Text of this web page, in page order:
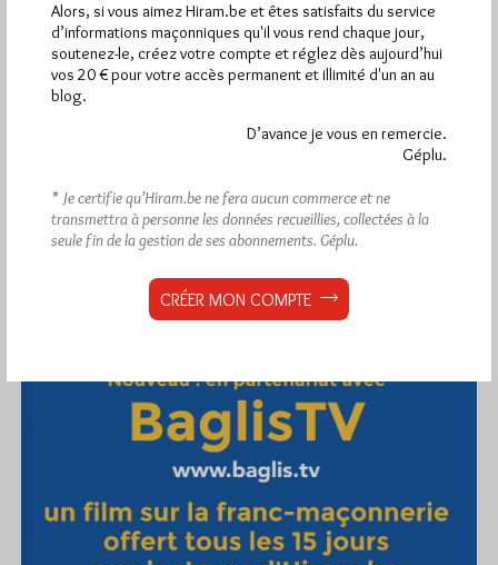
Abonnement aux Newsletters - RSS
Alors, si vous aimez Hiram.be et êtes satisfaits du service
d’informations maçonniques qu'il vous rend chaque jour,
soutenez-le, créez votre compte et réglez dès aujourd’hui
vos 20 € pour votre accès permanent et illimité d'un an au
blog.
D’avance je vous en remercie.
Géplu.
* Je certifie qu’Hiram.be ne fera aucun commerce et ne
transmettra à personne les données recueillies, collectées à la
seule fin de la gestion de ses abonnements. Géplu.
CRÉER MON COMPTE